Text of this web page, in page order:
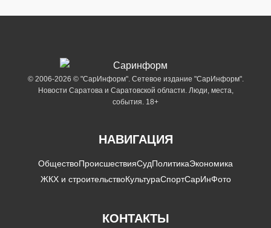
© 2006-2026 © "СарИнформ". Сетевое издание "СарИнформ".
Новости Саратова и Саратовской области. Люди, места,
события. 18+
НАВИГАЦИЯ
ОбществоПроисшествияСудПолитикаЭкономика
ЖКХ и строительствоКультураСпортСарИнФото
КОНТАКТЫ